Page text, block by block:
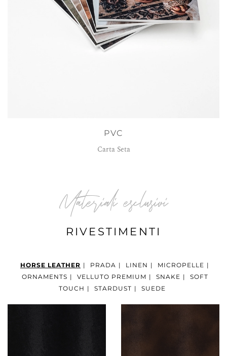
PVC
Carta Seta
Materiali esclusivi
RIVESTIMENTI
HORSE LEATHER | PRADA | LINEN | MICROPELLE |
ORNAMENTS | VELLUTO PREMIUM | SNAKE |
SOFT
TOUCH | STARDUST | SUEDE